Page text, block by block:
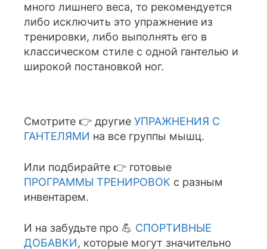
много лишнего веса, то рекомендуется
либо исключить это упражнение из
тренировки, либо выполнять его в
классическом стиле с одной гантелью и
широкой постановкой ног.
Смотрите 👉 другие УПРАЖНЕНИЯ С
ГАНТЕЛЯМИ на все группы мышц.
Или подбирайте 👉 готовые
ПРОГРАММЫ ТРЕНИРОВОК с разным
инвентарем.
И на забудьте про 💪 СПОРТИВНЫЕ
ДОБАВКИ, которые могут значительно